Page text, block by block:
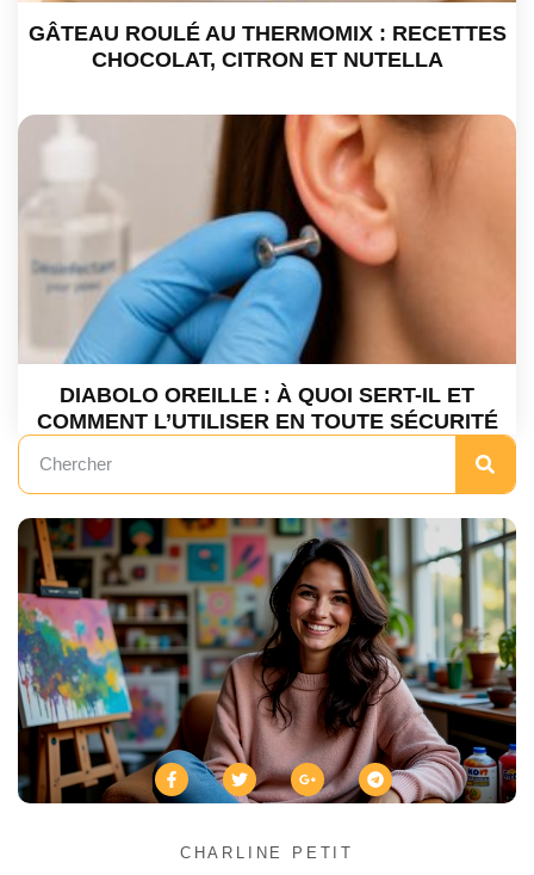
GÂTEAU ROULÉ AU THERMOMIX : RECETTES
CHOCOLAT, CITRON ET NUTELLA
DIABOLO OREILLE : À QUOI SERT-IL ET
COMMENT L’UTILISER EN TOUTE SÉCURITÉ
CHARLINE PETIT